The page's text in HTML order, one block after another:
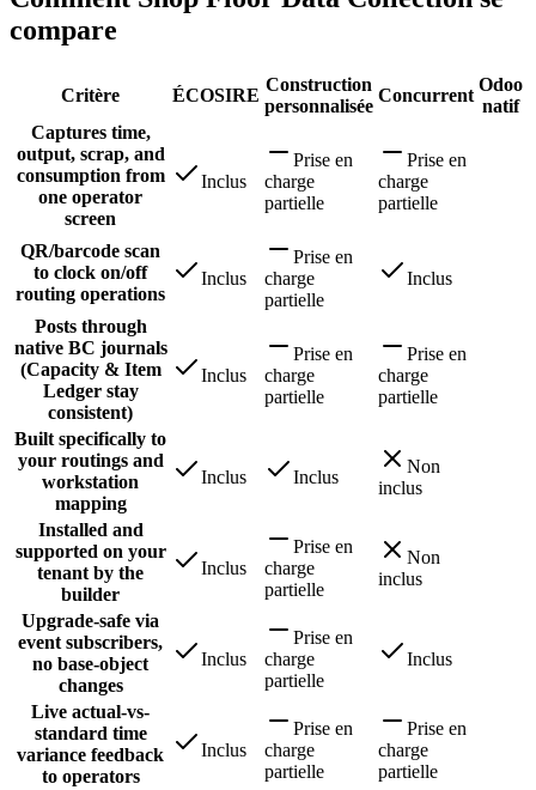
compare
Critère ÉCOSIRE
Construction
personnalisée
Concurrent
Odoo
natif
Captures time,
output, scrap, and
consumption from
one operator
screen
Inclus
Prise en
charge
partielle
Prise en
charge
partielle
QR/barcode scan
to clock on/off
routing operations
Inclus
Prise en
charge
partielle
Inclus
Posts through
native BC journals
(Capacity & Item
Ledger stay
consistent)
Inclus
Prise en
charge
partielle
Prise en
charge
partielle
Built specifically to
your routings and
workstation
mapping
Inclus Inclus
Non
inclus
Installed and
supported on your
tenant by the
builder
Inclus
Prise en
charge
partielle
Non
inclus
Upgrade-safe via
event subscribers,
no base-object
changes
Inclus
Prise en
charge
partielle
Inclus
Live actual-vs-
standard time
variance feedback
to operators
Inclus
Prise en
charge
partielle
Prise en
charge
partielle